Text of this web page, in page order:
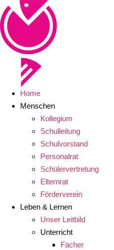
Home
Menschen
Kollegium
Schulleitung
Schulvorstand
Personalrat
Schülervertretung
Elternrat
Förderverein
Leben & Lernen
Unser Leitbild
Unterricht
Fächer